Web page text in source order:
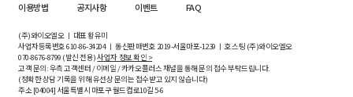
이용방법
공지사항 이벤트 FAQ
(주)와이오엘오 ㅣ 대표 황유미
사업자등록번호610-86-34204ㅣ 통신판매번호 2019-서울마포-1239 ㅣ 호스팅 (주)와이오엘오
070-8676-8799 (발신 전용)사업자 정보 확인 >
고객 문의: 우측 고객센터 / 이메일 / 카카오플러스 채널을 통해 문의 접수 부탁드립니다.
(정확한 상담 기록을 위해 유선상 문의는 접수받고 있지 않습니다)
주소 [04004] 서울특별시 마포구 월드컵로10길5-6